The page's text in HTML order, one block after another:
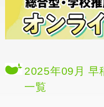
2025年09月 早
一覧